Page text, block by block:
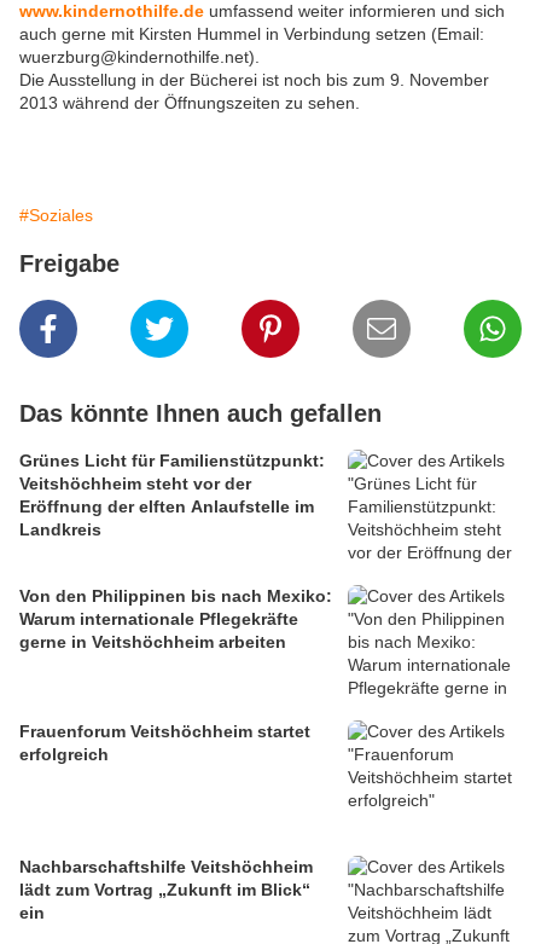
www.kindernothilfe.de umfassend weiter informieren und sich
auch gerne mit Kirsten Hummel in Verbindung setzen (Email:
wuerzburg@kindernothilfe.net).
Die Ausstellung in der Bücherei ist noch bis zum 9. November
2013 während der Öffnungszeiten zu sehen.
#Soziales
Freigabe
Das könnte Ihnen auch gefallen
Grünes Licht für Familienstützpunkt:
Veitshöchheim steht vor der
Eröffnung der elften Anlaufstelle im
Landkreis
Von den Philippinen bis nach Mexiko:
Warum internationale Pflegekräfte
gerne in Veitshöchheim arbeiten
Frauenforum Veitshöchheim startet
erfolgreich
Nachbarschaftshilfe Veitshöchheim
lädt zum Vortrag „Zukunft im Blick“
ein